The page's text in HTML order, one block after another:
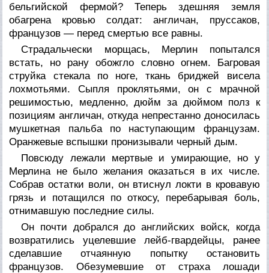
бельгийской фермой? Теперь здешняя земля
обагрена кровью солдат: англичан, пруссаков,
французов — перед смертью все равны.
Страдальчески морщась, Мерлин попытался
встать, но рану обожгло словно огнем. Багровая
струйка стекала по ноге, ткань бриджей висела
лохмотьями. Сыпля проклятьями, он с мрачной
решимостью, медленно, дюйм за дюймом полз к
позициям англичан, откуда непрестанно доносилась
мушкетная пальба по наступающим французам.
Оранжевые вспышки пронизывали черный дым.
Повсюду лежали мертвые и умирающие, но у
Мерлина не было желания оказаться в их числе.
Собрав остатки воли, он втиснул локти в кровавую
грязь и потащился по откосу, перебарывая боль,
отнимавшую последние силы.
Он почти добрался до английских войск, когда
возвратились уцелевшие лейб-гвардейцы, ранее
сделавшие отчаянную попытку остановить
французов. Обезумевшие от страха лошади